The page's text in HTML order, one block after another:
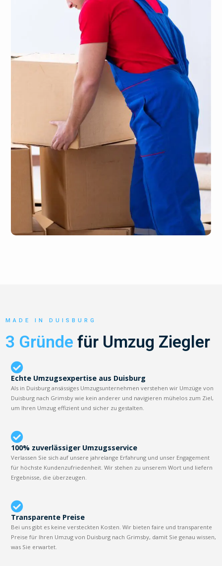
MADE IN DUISBURG
3 Gründe für Umzug Ziegler
Echte Umzugsexpertise aus Duisburg
Als in Duisburg ansässiges Umzugsunternehmen verstehen wir Umzüge von
Duisburg nach Grimsby wie kein anderer und navigieren mühelos zum Ziel,
um Ihren Umzug effizient und sicher zu gestalten.
100% zuverlässiger Umzugsservice
Verlassen Sie sich auf unsere jahrelange Erfahrung und unser Engagement
für höchste Kundenzufriedenheit. Wir stehen zu unserem Wort und liefern
Ergebnisse, die überzeugen.
Transparente Preise
Bei uns gibt es keine versteckten Kosten. Wir bieten faire und transparente
Preise für Ihren Umzug von Duisburg nach Grimsby, damit Sie genau wissen,
was Sie erwartet.